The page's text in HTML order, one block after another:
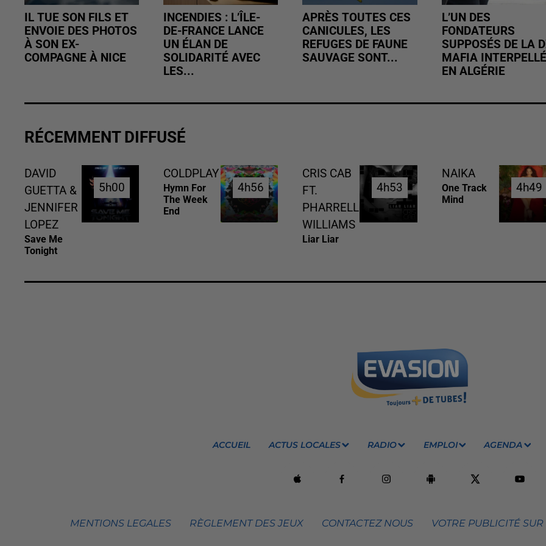
IL TUE SON FILS ET
ENVOIE DES PHOTOS
À SON EX-
COMPAGNE À NICE
INCENDIES : L’ÎLE-
DE-FRANCE LANCE
UN ÉLAN DE
SOLIDARITÉ AVEC
LES...
APRÈS TOUTES CES
CANICULES, LES
REFUGES DE FAUNE
SAUVAGE SONT...
L’UN DES
FONDATEURS
SUPPOSÉS DE LA
MAFIA INTERPELLÉ
EN ALGÉRIE
RÉCEMMENT DIFFUSÉ
DAVID
GUETTA &
JENNIFER
LOPEZ
Save Me
Tonight
5h00
5h00
COLDPLAY
Hymn For
The Week
End
4h56
4h56
CRIS CAB
FT.
PHARRELL
WILLIAMS
Liar Liar
4h53
4h53
NAIKA
One Track
Mind
4h49
4h49
ACCUEIL ACTUS LOCALES RADIO EMPLOI AGENDA
MENTIONS LEGALES RÈGLEMENT DES JEUX CONTACTEZ NOUS VOTRE PUBLICITÉ